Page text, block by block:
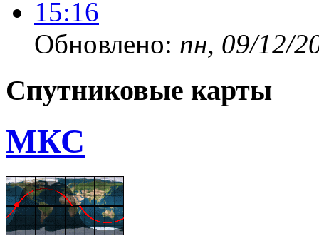
Обновлено: пн, 09/12/
Спутниковые карты
МКС